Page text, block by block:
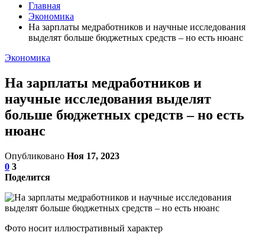
Главная
Экономика
На зарплаты медработников и научные исследования
выделят больше бюджетных средств – но есть нюанс
Экономика
На зарплаты медработников и
научные исследования выделят
больше бюджетных средств – но есть
нюанс
Опубликовано Ноя 17, 2023
0 3
Поделится
Фото носит иллюстративный характер